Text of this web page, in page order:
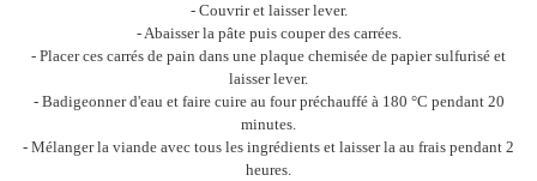
- Couvrir et laisser lever.
- Abaisser la pâte puis couper des carrées.
- Placer ces carrés de pain dans une plaque chemisée de papier sulfurisé et
laisser lever.
- Badigeonner d'eau et faire cuire au four préchauffé à 180 °C pendant 20
minutes.
- Mélanger la viande avec tous les ingrédients et laisser la au frais pendant 2
heures.